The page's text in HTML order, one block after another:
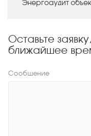
Энергоаудит
Оставьте
ближайшее
Сообщение